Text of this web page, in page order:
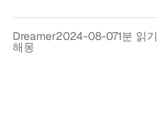
Dreamer2024-08-071분 읽기
해몽